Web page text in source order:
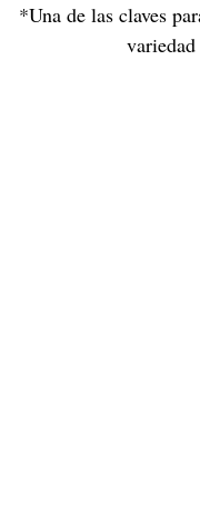
*Una de las claves